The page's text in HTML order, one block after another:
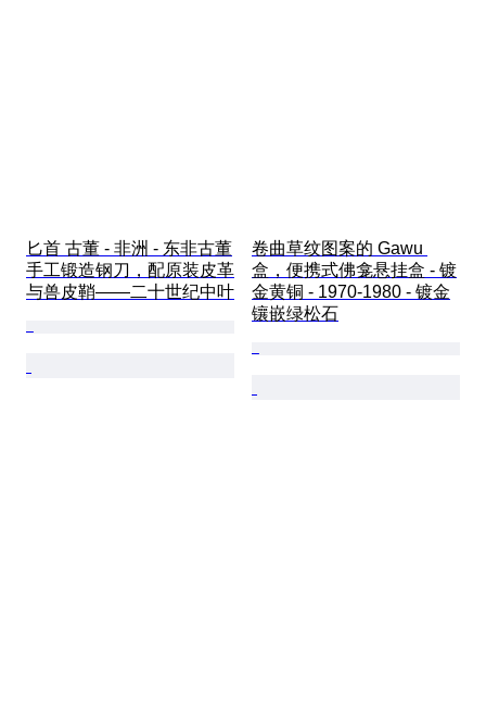
匕首 古董 - 非洲 - 东非古董
手工锻造钢刀，配原装皮革
与兽皮鞘——二十世纪中叶
卷曲草纹图案的 Gawu
盒，便携式佛龛悬挂盒 - 镀
金黄铜 - 1970-1980 - 镀金
镶嵌绿松石